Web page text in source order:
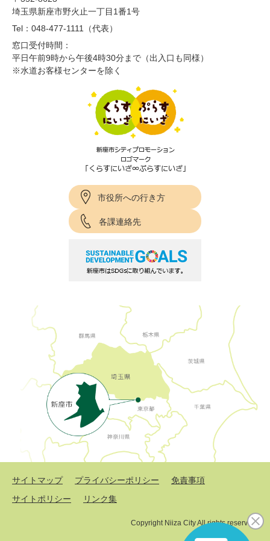
埼玉県新座市野火止一丁目1番1号
Tel：048-477-1111（代表）
窓口受付時間：
平日午前9時から午後4時30分まで（出入口も同様）
※水道お客様センターを除く
市役所への行き方
各課連絡先
サイトマップ プライバシーポリシー
免責事項
サイトポリシー
リンク集
Copyright Niiza City All rights reserved.